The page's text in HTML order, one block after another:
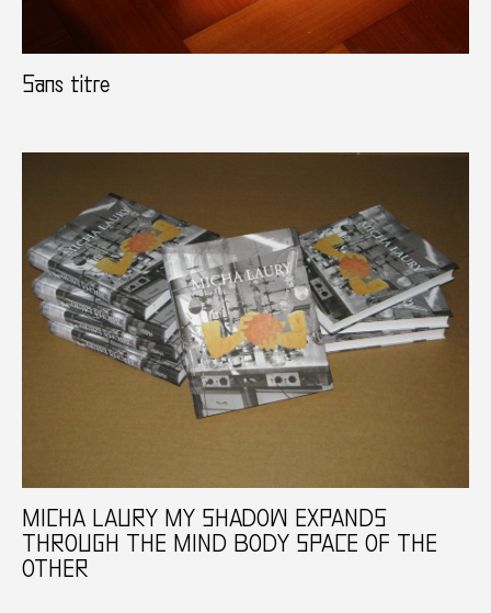
Sans titre
MICHA LAURY MY SHADOW EXPANDS
THROUGH THE MIND BODY SPACE OF THE
OTHER